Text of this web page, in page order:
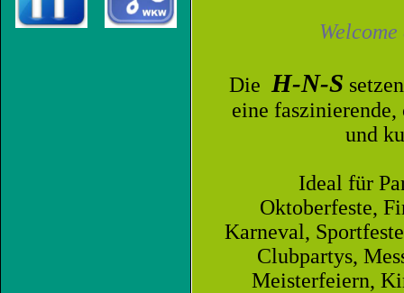
Welcome
Die H-N-S
eine
und
Ideal für
Oktoberfeste,
Karneval,
Clubpartys,
Meisterfeiern,